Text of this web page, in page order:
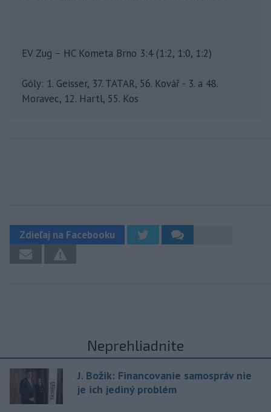
EV Zug – HC Kometa Brno 3:4 (1:2, 1:0, 1:2)
Góly: 1. Geisser, 37. TATAR, 56. Kovář - 3. a 48.
Moravec, 12. Hartl, 55. Kos
Zdieľaj na Facebooku
Neprehliadnite
J. Božik: Financovanie samospráv nie
je ich jediný problém